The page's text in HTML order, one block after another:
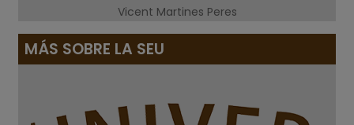
Vicent Martines Peres
MÁS SOBRE LA SEU